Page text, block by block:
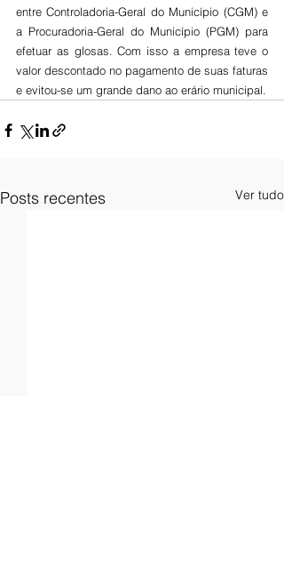
entre Controladoria-Geral do Município (CGM) e
a Procuradoria-Geral do Município (PGM) para
efetuar as glosas. Com isso a empresa teve o
valor descontado no pagamento de suas faturas
e evitou-se um grande dano ao erário municipal.
Posts recentes Ver tudo